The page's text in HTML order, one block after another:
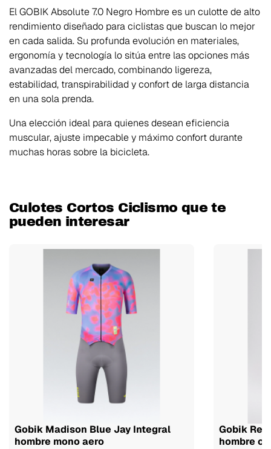
El GOBIK Absolute 7.0 Negro Hombre es un culotte de alto
rendimiento diseñado para ciclistas que buscan lo mejor
en cada salida. Su profunda evolución en materiales,
ergonomía y tecnología lo sitúa entre las opciones más
avanzadas del mercado, combinando ligereza,
estabilidad, transpirabilidad y confort de larga distancia
en una sola prenda.
Una elección ideal para quienes desean eficiencia
muscular, ajuste impecable y máximo confort durante
muchas horas sobre la bicicleta.
Culotes Cortos Ciclismo que te
pueden interesar
Gobik Madison Blue Jay Integral
hombre mono aero
Gobik
hombre